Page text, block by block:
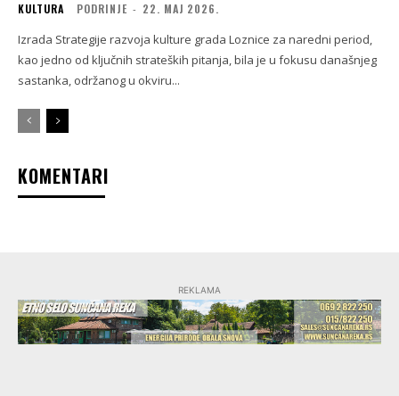
KULTURA PODRINJE - 22. МАЈ 2026.
Izrada Strategije razvoja kulture grada Loznice za naredni period,
kao jedno od ključnih strateških pitanja, bila je u fokusu današnjeg
sastanka, održanog u okviru...
KOMENTARI
REKLAMA